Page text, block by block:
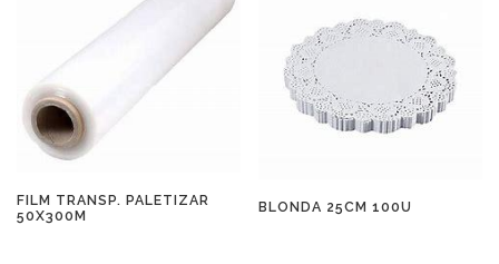
FILM TRANSP. PALETIZAR
50X300M
BLONDA 25CM 100U